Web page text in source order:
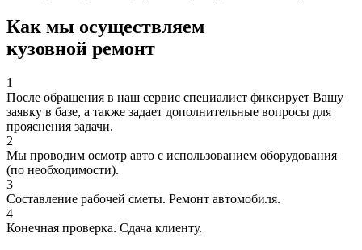
Как мы осуществляем
кузовной ремонт
1
После обращения в наш сервис специалист фиксирует Вашу
заявку в базе, а также задает дополнительные вопросы для
прояснения задачи.
2
Мы проводим осмотр авто с использованием оборудования
(по необходимости).
3
Составление рабочей сметы. Ремонт автомобиля.
4
Конечная проверка. Сдача клиенту.